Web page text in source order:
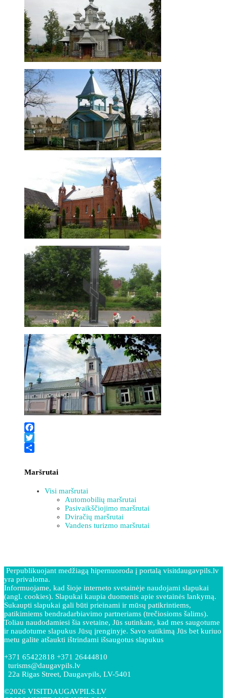
Facebook
Twitter
Maršrutai
Visi maršrutai
Automobilių maršrutai
Pasivaikščiojimo maršrutai
Dviračių maršrutai
Vandens turizmo maršrutai
Perpublikuojant medžiagą hipernuoroda į portalą visitdaugavpils.lv
yra privaloma.
Informuojame, kad šioje interneto svetainėje naudojami slapukai
(angl. cookies). Slapukai kaupia duomenis apie svetainės lankymą.
Sukaupti slapukai gali būti prieinami ir mūsų patikrintiems,
patikimiems bendradarbiavimo partneriams (trečiosioms šalims).
Toliau naudodamiesi šia svetaine, Jūs sutinkate, kad mes saugotume
ir naudotume slapukus Jūsų įrenginyje. Savo sutikimą Jūs bet kuriuo
metu galite atšaukti ištrindami išsaugotus slapukus
+371 65422818 +371 26444810
turisms@daugavpils.lv
22a Rigas Street, Daugavpils, LV-5401
©2026 VISITDAUGAVPILS.LV